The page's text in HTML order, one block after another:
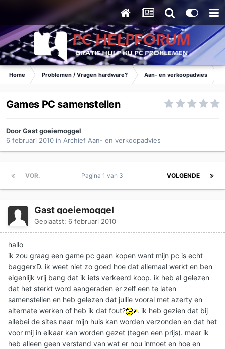
Home Problemen / Vragen hardware? Aan- en verkoopadvies
Games PC samenstellen
Door Gast goeiemoggel
6 februari 2010 in Archief Aan- en verkoopadvies
VOR. VOLGENDE
Pagina 1 van 3
Gast goeiemoggel
Geplaatst: 6 februari 2010
hallo
ik zou graag een game pc gaan kopen want mijn pc is echt
baggerxD. ik weet niet zo goed hoe dat allemaal werkt en ben
eigenlijk vrij bang dat ik iets verkeerd koop. ik heb al gelezen
dat het sterkt word aangeraden er zelf een te laten
samenstellen en heb gelezen dat jullie vooral met azerty en
alternate werken of heb ik dat fout?
. ik heb gezien dat bij
allebei de sites naar mijn huis kan worden verzonden en dat het
voor mij in elkaar kan worden gezet (tegen een prijs). maar ik
heb alleen geen verstand van wat er nou inmoet en hoe en